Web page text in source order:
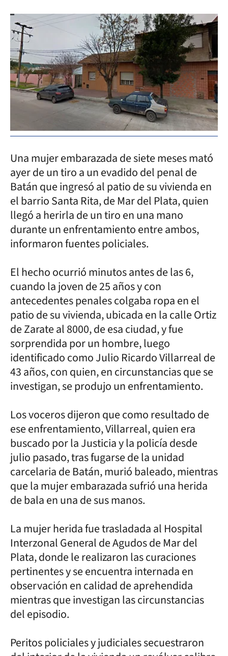
Una mujer embarazada de siete meses mató
ayer de un tiro a un evadido del penal de
Batán que ingresó al patio de su vivienda en
el barrio Santa Rita, de Mar del Plata, quien
llegó a herirla de un tiro en una mano
durante un enfrentamiento entre ambos,
informaron fuentes policiales.
El hecho ocurrió minutos antes de las 6,
cuando la joven de 25 años y con
antecedentes penales colgaba ropa en el
patio de su vivienda, ubicada en la calle Ortiz
de Zarate al 8000, de esa ciudad, y fue
sorprendida por un hombre, luego
identificado como Julio Ricardo Villarreal de
43 años, con quien, en circunstancias que se
investigan, se produjo un enfrentamiento.
Los voceros dijeron que como resultado de
ese enfrentamiento, Villarreal, quien era
buscado por la Justicia y la policía desde
julio pasado, tras fugarse de la unidad
carcelaria de Batán, murió baleado, mientras
que la mujer embarazada sufrió una herida
de bala en una de sus manos.
La mujer herida fue trasladada al Hospital
Interzonal General de Agudos de Mar del
Plata, donde le realizaron las curaciones
pertinentes y se encuentra internada en
observación en calidad de aprehendida
mientras que investigan las circunstancias
del episodio.
Peritos policiales y judiciales secuestraron